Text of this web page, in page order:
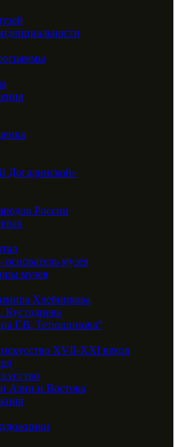
Догадинской»
России
музея
музея
Хлебникова
Г.В. Тетюшинова”
искусство XVII-XXI веков
Азии и Востока